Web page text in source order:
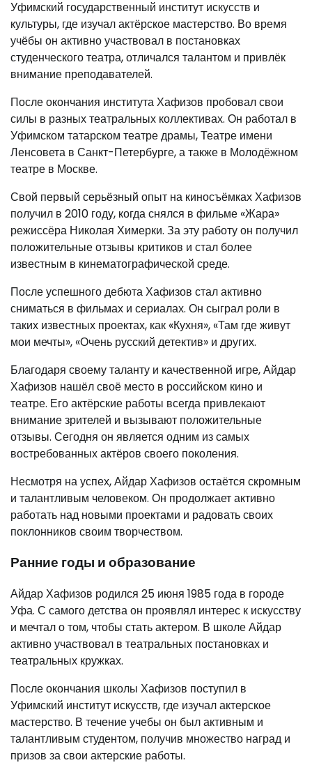
Уфимский государственный институт искусств и
культуры, где изучал актёрское мастерство. Во время
учёбы он активно участвовал в постановках
студенческого театра, отличался талантом и привлёк
внимание преподавателей.
После окончания института Хафизов пробовал свои
силы в разных театральных коллективах. Он работал в
Уфимском татарском театре драмы, Театре имени
Ленсовета в Санкт-Петербурге, а также в Молодёжном
театре в Москве.
Свой первый серьёзный опыт на киносъёмках Хафизов
получил в 2010 году, когда снялся в фильме «Жара»
режиссёра Николая Химерки. За эту работу он получил
положительные отзывы критиков и стал более
известным в кинематографической среде.
После успешного дебюта Хафизов стал активно
сниматься в фильмах и сериалах. Он сыграл роли в
таких известных проектах, как «Кухня», «Там где живут
мои мечты», «Очень русский детектив» и других.
Благодаря своему таланту и качественной игре, Айдар
Хафизов нашёл своё место в российском кино и
театре. Его актёрские работы всегда привлекают
внимание зрителей и вызывают положительные
отзывы. Сегодня он является одним из самых
востребованных актёров своего поколения.
Несмотря на успех, Айдар Хафизов остаётся скромным
и талантливым человеком. Он продолжает активно
работать над новыми проектами и радовать своих
поклонников своим творчеством.
Ранние годы и образование
Айдар Хафизов родился 25 июня 1985 года в городе
Уфа. С самого детства он проявлял интерес к искусству
и мечтал о том, чтобы стать актером. В школе Айдар
активно участвовал в театральных постановках и
театральных кружках.
После окончания школы Хафизов поступил в
Уфимский институт искусств, где изучал актерское
мастерство. В течение учебы он был активным и
талантливым студентом, получив множество наград и
призов за свои актерские работы.